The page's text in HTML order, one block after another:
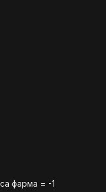
фарма = -1